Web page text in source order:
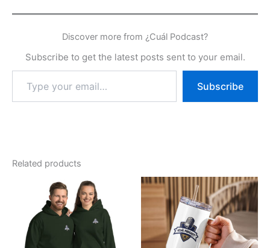
Discover more from ¿Cuál Podcast?
Subscribe to get the latest posts sent to your email.
email…
Subscribe
Related products